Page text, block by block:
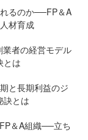
るのか──FP＆A
材育成
者の経営モデル
とは
と長期利益のジ
訣とは
＆A組織──立ち